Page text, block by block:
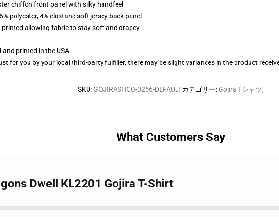
chiffon front panel with silky handfeel
polyester, 4% elastane soft jersey back panel
printed allowing fabric to stay soft and drapey
printed in the USA
for you by your local third-party fulfiller, there may be slight variances in the product
SKU: GOJIRASHCO-0256-DEFAULTカテゴリー: Gojira Tシャツ,
What Customers Say
Dwell KL2201 Gojira T-Shirt